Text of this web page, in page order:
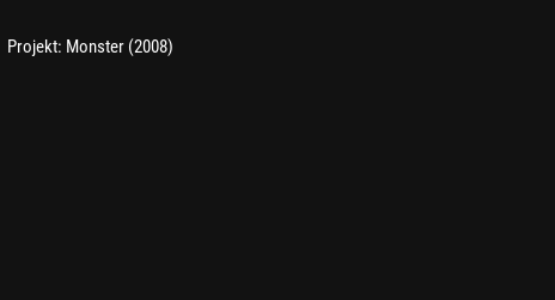
Projekt: Monster (2008)